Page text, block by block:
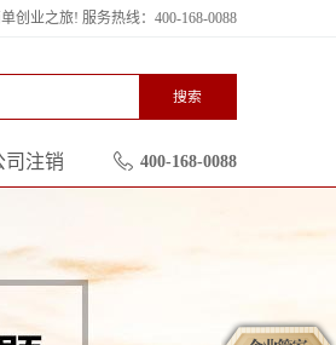
创业之旅! 服务热线：400-168-0088
搜索
400-168-0088
司注销